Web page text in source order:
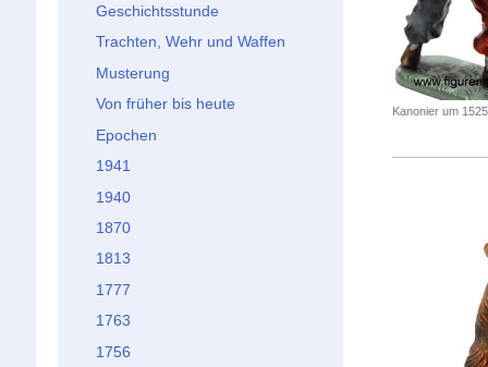
Kanonier um 1525
Geschichtsstunde
Trachten, Wehr und Waffen
Musterung
Von früher bis heute
Epochen
1941
1940
1870
1813
1777
1763
1756